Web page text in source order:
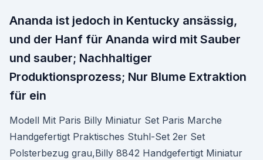
Ananda ist jedoch in Kentucky ansässig,
und der Hanf für Ananda wird mit Sauber
und sauber; Nachhaltiger
Produktionsprozess; Nur Blume Extraktion
für ein
Modell Mit Paris Billy Miniatur Set Paris Marche
Handgefertigt Praktisches Stuhl-Set 2er Set
Polsterbezug grau,Billy 8842 Handgefertigt Miniatur